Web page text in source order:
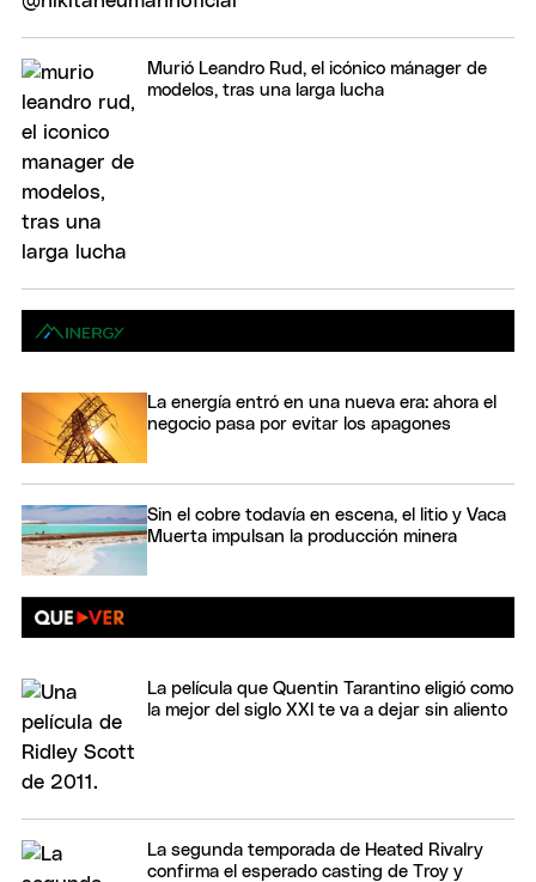
Murió Leandro Rud, el icónico mánager de
modelos, tras una larga lucha
La energía entró en una nueva era: ahora el
negocio pasa por evitar los apagones
Sin el cobre todavía en escena, el litio y Vaca
Muerta impulsan la producción minera
La película que Quentin Tarantino eligió como
la mejor del siglo XXI te va a dejar sin aliento
La segunda temporada de Heated Rivalry
confirma el esperado casting de Troy y